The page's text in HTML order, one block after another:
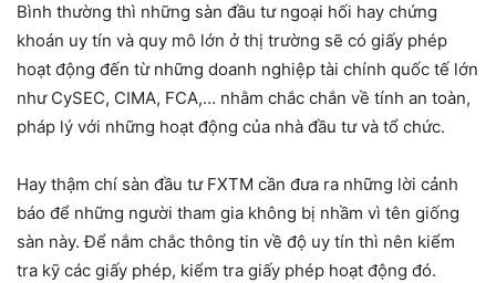
Bình thường thì những sàn đầu tư ngoại hối hay chứng
khoán uy tín và quy mô lớn ở thị trường sẽ có giấy phép
hoạt động đến từ những doanh nghiệp tài chính quốc tế lớn
như CySEC, CIMA, FCA,… nhằm chắc chắn về tính an toàn,
pháp lý với những hoạt động của nhà đầu tư và tổ chức.
Hay thậm chí sàn đầu tư FXTM cần đưa ra những lời cảnh
báo để những người tham gia không bị nhầm vì tên giống
sàn này. Để nắm chắc thông tin về độ uy tín thì nên kiểm
tra kỹ các giấy phép, kiểm tra giấy phép hoạt động đó.